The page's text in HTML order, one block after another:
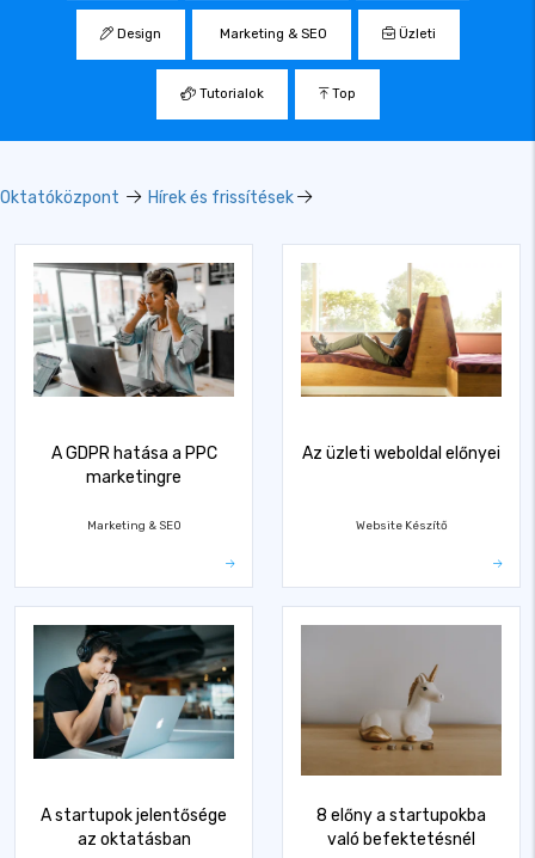
Design Marketing & SEO Üzleti
Tutorialok Top
Oktatóközpont Hírek és frissítések
A GDPR hatása a PPC
marketingre
Marketing & SEO
Az üzleti weboldal előnyei
Website Készítő
A startupok jelentősége
az oktatásban
8 előny a startupokba
való befektetésnél